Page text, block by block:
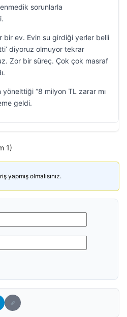
sorunlarla
bir ev. Evin su girdiği yerler belli
diyoruz olmuyor tekrar
Zor bir süreç. Çok çok masraf
“8 milyon TL zarar mı
geldi.
1)
yapmış olmalısınız.